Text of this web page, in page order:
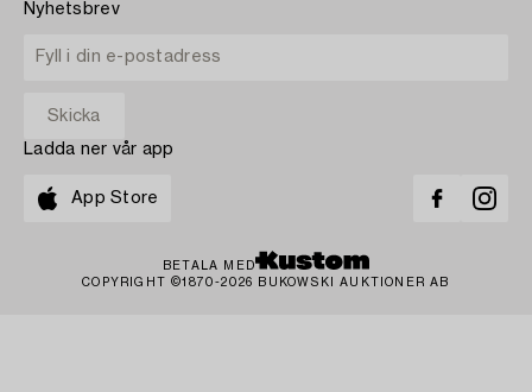
Nyhetsbrev
Ladda ner vår app
App Store
BETALA MED
COPYRIGHT ©1870-2026 BUKOWSKI AUKTIONER AB